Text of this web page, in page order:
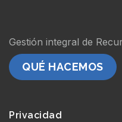
Gestión integral de
QUÉ HACEMOS
Privacidad